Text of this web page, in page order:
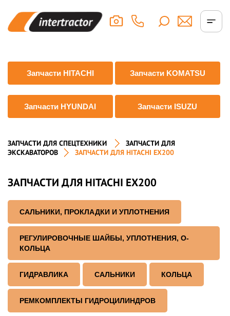
Запчасти HITACHI Запчасти KOMATSU
Запчасти HYUNDAI Запчасти ISUZU
ЗАПЧАСТИ ДЛЯ СПЕЦТЕХНИКИ
ЗАПЧАСТИ ДЛЯ
ЭКСКАВАТОРОВ
ЗАПЧАСТИ ДЛЯ HITACHI EX200
ЗАПЧАСТИ ДЛЯ HITACHI EX200
САЛЬНИКИ, ПРОКЛАДКИ И УПЛОТНЕНИЯ
РЕГУЛИРОВОЧНЫЕ ШАЙБЫ, УПЛОТНЕНИЯ, О-
КОЛЬЦА
ГИДРАВЛИКА САЛЬНИКИ КОЛЬЦА
РЕМКОМПЛЕКТЫ ГИДРОЦИЛИНДРОВ